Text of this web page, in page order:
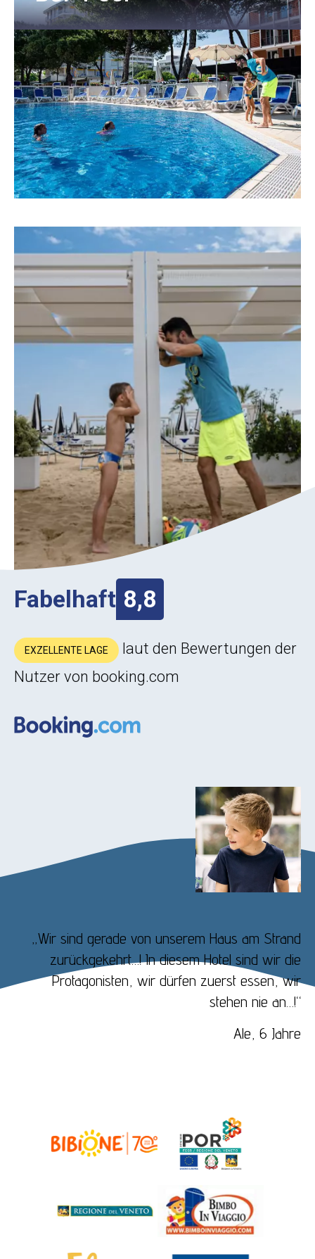
Fabelhaft 8,8
EXZELLENTE LAGE
laut den Bewertungen der
Nutzer von booking.com
„Wir sind gerade von unserem Haus am Strand
zurückgekehrt…! In diesem Hotel sind wir die
Protagonisten, wir dürfen zuerst essen, wir
stehen nie an…!“
Ale, 6 Jahre